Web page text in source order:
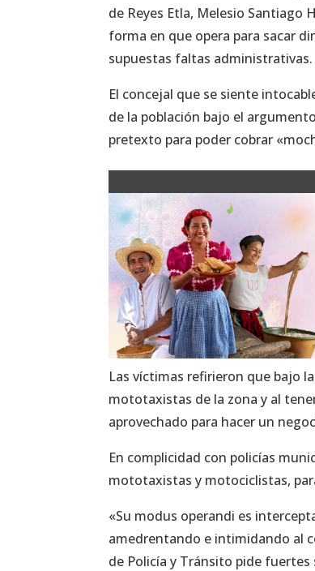
de Reyes Etla, Melesio
forma en que opera para sacar
supuestas faltas administrativas.
El concejal que se siente
de la población bajo el
pretexto para poder cobrar
Las víctimas refirieron que bajo
mototaxistas de la zona y al
aprovechado para hacer un
En complicidad con policías
mototaxistas y motociclistas,
«Su modus operandi es
amedrentando e intimidando al
de Policía y Tránsito pide